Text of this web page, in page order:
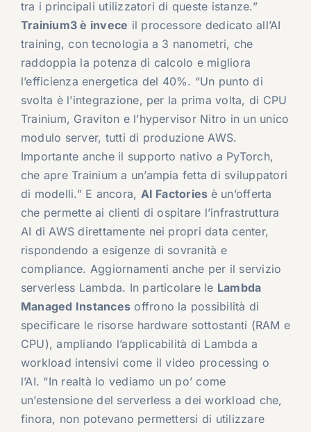
tra i principali utilizzatori di queste istanze.”
Trainium3 è invece il processore dedicato all’AI
training, con tecnologia a 3 nanometri, che
raddoppia la potenza di calcolo e migliora
l’efficienza energetica del 40%. “Un punto di
svolta è l’integrazione, per la prima volta, di CPU
Trainium, Graviton e l’hypervisor Nitro in un unico
modulo server, tutti di produzione AWS.
Importante anche il supporto nativo a PyTorch,
che apre Trainium a un’ampia fetta di sviluppatori
di modelli.” E ancora, AI Factories è un’offerta
che permette ai clienti di ospitare l’infrastruttura
AI di AWS direttamente nei propri data center,
rispondendo a esigenze di sovranità e
compliance. Aggiornamenti anche per il servizio
serverless Lambda. In particolare le Lambda
Managed Instances offrono la possibilità di
specificare le risorse hardware sottostanti (RAM e
CPU), ampliando l’applicabilità di Lambda a
workload intensivi come il video processing o
l’AI. “In realtà lo vediamo un po’ come
un’estensione del serverless a dei workload che,
finora, non potevano permettersi di utilizzare